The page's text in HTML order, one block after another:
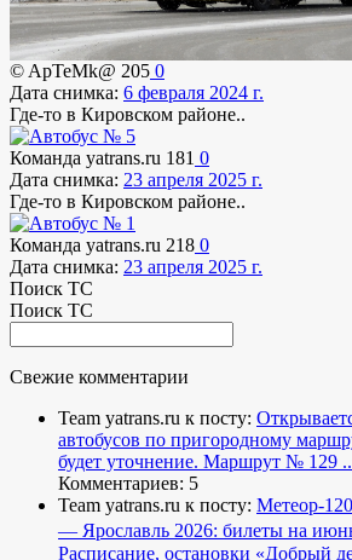
© ApTeMk@ 205 0
Дата снимка: 6 февраля 2024 г.
Где-то в Кировском районе..
Команда yatrans.ru 181 0
Дата снимка: 23 апреля 2025 г.
Где-то в Кировском районе..
Команда yatrans.ru 218 0
Дата снимка: 23 апреля 2025 г.
Поиск ТС
Поиск ТС
Свежие комментарии
Team yatrans.ru к посту:
автобусов по пригородному
будет уточнение. Маршрут № 129
Комментариев: 5
Team yatrans.ru к посту: Метеор-
— Ярославль 2026: билеты на
Расписание, остановки «Добрый